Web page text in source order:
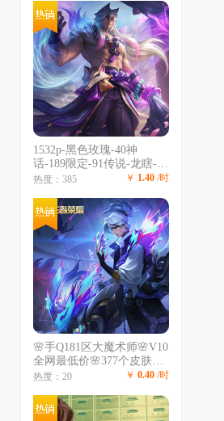
1532p-黑色玫瑰-40神
话-189限定-91传说-龙瞎-海
克斯薇恩-恐惧诺手-泳池派
套-源计划套-冠军皮肤套-
超多年限具体游戏见吧
热度：385 ￥ 1.40 /时
🌸手Q181区大魔术师🌸V10
全网最低价🌸377个皮肤🌸
全英雄🌸4荣耀典藏🌸传说
助🌸可排位🌸
热度：20 ￥ 0.40 /时